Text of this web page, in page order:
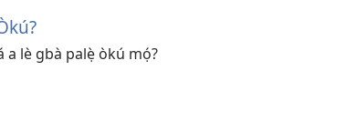
a lè gbà palẹ̀ òkú mọ́?